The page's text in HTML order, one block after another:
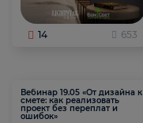
14 653
Вебинар 19.05 «От дизайна к
смете: как реализовать
проект без переплат и
ошибок»